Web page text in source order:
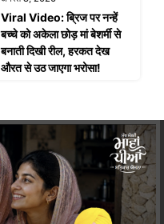
Viral Video: ब्रिज पर नन्हें
बच्चे को अकेला छोड़ मां बेशर्मी से
बनाती दिखी रील, हरकत देख
औरत से उठ जाएगा भरोसा!